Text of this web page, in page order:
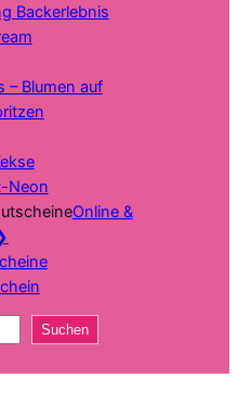
Backerlebnis
– Blumen auf
Neon
Online &
Suchen